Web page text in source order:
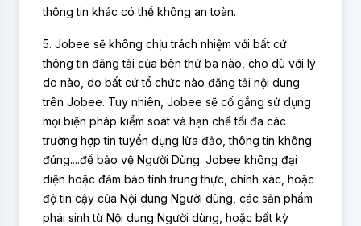
thông tin khác có thể không an toàn.
5. Jobee sẽ không chịu trách nhiệm với bất cứ
thông tin đăng tải của bên thứ ba nào, cho dù với lý
do nào, do bất cứ tổ chức nào đăng tải nội dung
trên Jobee. Tuy nhiên, Jobee sẽ cố gắng sử dụng
mọi biện pháp kiểm soát và hạn chế tối đa các
trường hợp tin tuyển dụng lừa đảo, thông tin không
đúng....để bảo vệ Người Dùng. Jobee không đại
diện hoặc đảm bảo tính trung thực, chính xác, hoặc
độ tin cậy của Nội dung Người dùng, các sản phẩm
phái sinh từ Nội dung Người dùng, hoặc bất kỳ